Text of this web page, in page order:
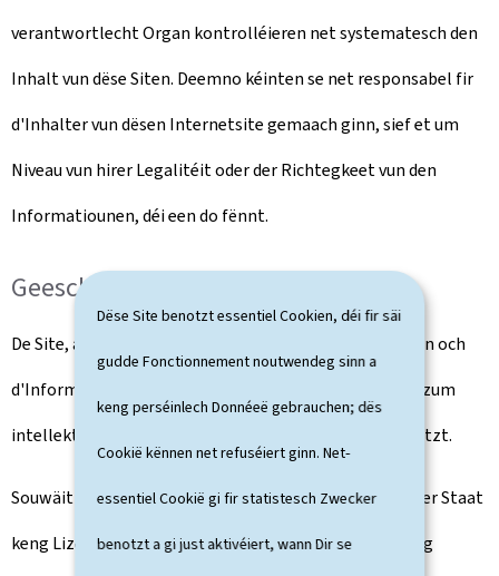
Dëse Site benotzt essentiel Cookien, déi fir säi
gudde Fonctionnement noutwendeg sinn a
keng perséinlech Donnéeë gebrauchen; dës
Cookië kënnen net refuséiert ginn. Net-
essentiel Cookië gi fir statistesch Zwecker
benotzt a gi just aktivéiert, wann Dir se
verantwortlecht Organ kontrolléieren net systematesch den
Inhalt vun dëse Siten. Deemno kéinten se net responsabel fir
d'Inhalter vun dësen Internetsite gemaach ginn, sief et um
Niveau vun hirer Legalitéit oder der Richtegkeet vun den
Informatiounen, déi een do fënnt.
Geeschtegt Eegentum
De Site, all seng Elementer (dorënner och de Layout) an och
d'Informatiounen an d'Servicer sinn iwwer d'Gesetzer zum
intellektuelle Besëtz an zu den Auteursrechter geschützt.
Souwäit net anescht uginn, accordéiert de Lëtzebuerger Staat
keng Lizenz oder Geneemegung a Bezuch op geeschteg